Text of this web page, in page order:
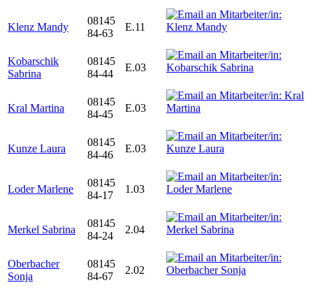
Klenz Mandy
08145
84-63
E.11
Kobarschik
Sabrina
08145
84-44
E.03
Kral Martina
08145
84-45
E.03
Kunze Laura
08145
84-46
E.03
Loder Marlene
08145
84-17
1.03
Merkel Sabrina
08145
84-24
2.04
Oberbacher
Sonja
08145
84-67
2.02